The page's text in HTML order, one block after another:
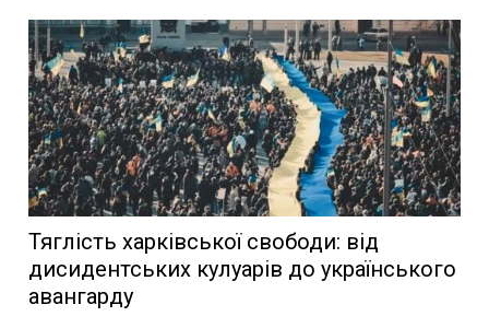
Тяглість харківської свободи: від
дисидентських кулуарів до українського
авангарду